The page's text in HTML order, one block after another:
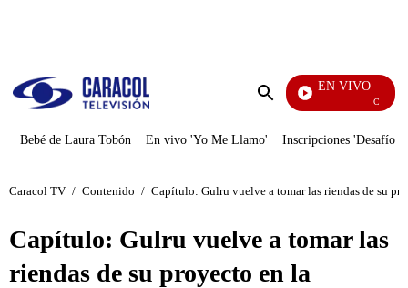
Enviar
EN VIVO
Ciudad
Bebé de Laura Tobón En vivo 'Yo Me Llamo' Inscripciones 'Desafío'
Caracol TV / Contenido / Capítulo: Gulru vuelve a tomar las riendas de su
Capítulo: Gulru vuelve a tomar las
riendas de su proyecto en la